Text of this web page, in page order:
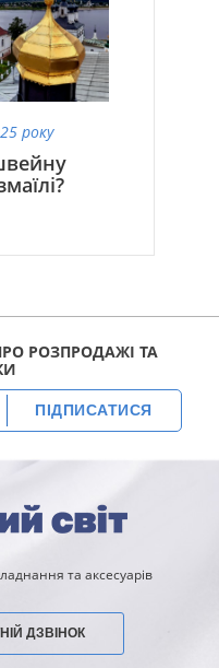
року
РОЗПРОДАЖІ ТА
ПІДПИСАТИСЯ
та аксесуарів
ДЗВІНОК